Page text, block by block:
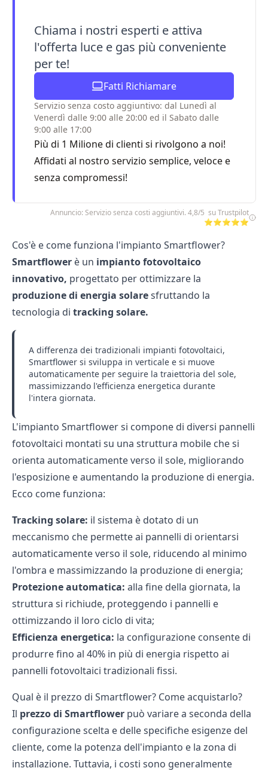
Chiama i nostri esperti e attiva
l'offerta luce e gas più conveniente
per te!
Fatti Richiamare
Servizio senza costo aggiuntivo: dal Lunedì al
Venerdì dalle 9:00 alle 20:00 ed il Sabato dalle
9:00 alle 17:00
Più di 1 Milione di clienti si rivolgono a noi!
Affidati al nostro servizio semplice, veloce e
senza compromessi!
Annuncio: Servizio senza costi aggiuntivi. 4,8/5 su Trustpilot
⭐⭐⭐⭐⭐
Cos'è e come funziona l'impianto Smartflower?
Smartflower è un impianto fotovoltaico
innovativo, progettato per ottimizzare la
produzione di energia solaresfruttando la
tecnologia di tracking solare.
A differenza dei tradizionali impianti fotovoltaici,
Smartflower si sviluppa in verticale e si muove
automaticamente per seguire la traiettoria del sole,
massimizzando l'efficienza energetica durante
l'intera giornata.
L'impianto Smartflower si compone di diversi pannelli
fotovoltaici montati su una struttura mobile che si
orienta automaticamente verso il sole, migliorando
l'esposizione e aumentando la produzione di energia.
Ecco come funziona:
Tracking solare: il sistema è dotato di un
meccanismo che permette ai pannelli di orientarsi
automaticamente verso il sole, riducendo al minimo
l'ombra e massimizzando la produzione di energia;
Protezione automatica: alla fine della giornata, la
struttura si richiude, proteggendo i pannelli e
ottimizzando il loro ciclo di vita;
Efficienza energetica: la configurazione consente di
produrre fino al 40% in più di energia rispetto ai
pannelli fotovoltaici tradizionali fissi.
Qual è il prezzo di Smartflower? Come acquistarlo?
Il prezzo di Smartflower può variare a seconda della
configurazione scelta e delle specifiche esigenze del
cliente, come la potenza dell'impianto e la zona di
installazione. Tuttavia, i costi sono generalmente